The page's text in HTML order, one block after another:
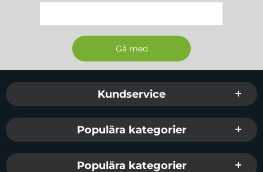
Sidfot Blandad info och länkar
Kundservice
Populära kategorier
Populära kategorier